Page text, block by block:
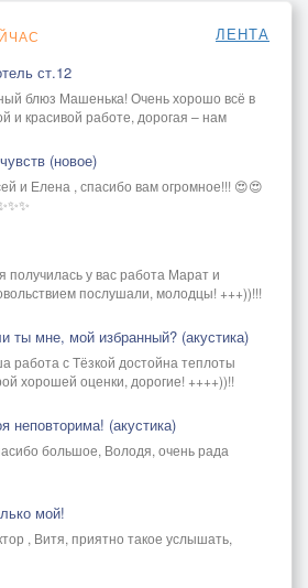
ЛЕНТА
ст.12
блюз Машенька! Очень хорошо всё в
и красивой работе, дорогая – нам
(новое)
и Елена , спасибо вам огромное!!! 😍😍
получилась у вас работа Марат и
послушали, молодцы! +++))!!!
ты мне, мой избранный? (акустика)
работа с Тёзкой достойна теплоты
хорошей оценки, дорогие! ++++))!!
неповторима! (акустика)
большое, Володя, очень рада
мой!
, Витя, приятно такое услышать,